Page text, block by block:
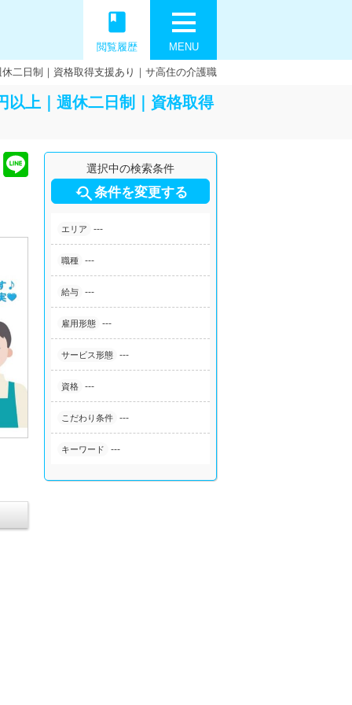
MENU
book
閲覧履歴
二日制｜資格取得支援あり｜サ高住の介護職
以上｜週休二日制｜資格取得
選択中の検索条件
条件を変更する
エリア ---
職種 ---
給与 ---
雇用形態 ---
サービス形態 ---
資格 ---
こだわり条件 ---
キーワード ---